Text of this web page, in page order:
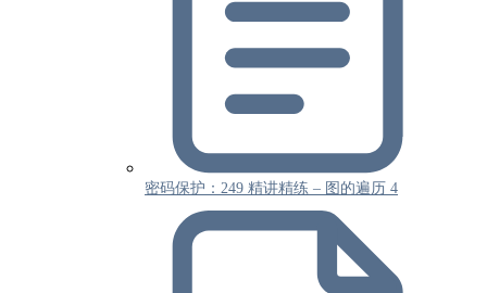
密码保护：249 精讲精练 – 图的遍历 4